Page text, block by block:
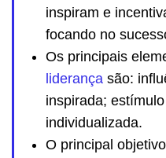
inspiram e
focando no
Os principais
liderança são:
inspirada;
individualizada.
O principal